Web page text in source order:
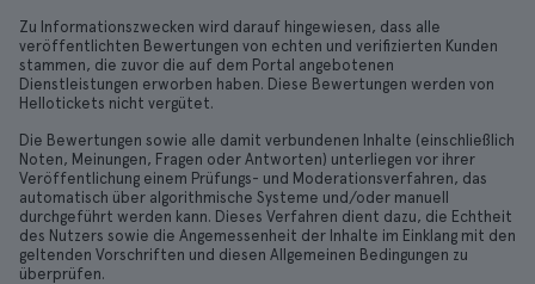
Zu Informationszwecken wird darauf hingewiesen, dass alle
veröffentlichten Bewertungen von echten und verifizierten Kunden
stammen, die zuvor die auf dem Portal angebotenen
Dienstleistungen erworben haben. Diese Bewertungen werden von
Hellotickets nicht vergütet.
Die Bewertungen sowie alle damit verbundenen Inhalte (einschließlich
Noten, Meinungen, Fragen oder Antworten) unterliegen vor ihrer
Veröffentlichung einem Prüfungs- und Moderationsverfahren, das
automatisch über algorithmische Systeme und/oder manuell
durchgeführt werden kann. Dieses Verfahren dient dazu, die Echtheit
des Nutzers sowie die Angemessenheit der Inhalte im Einklang mit den
geltenden Vorschriften und diesen Allgemeinen Bedingungen zu
überprüfen.